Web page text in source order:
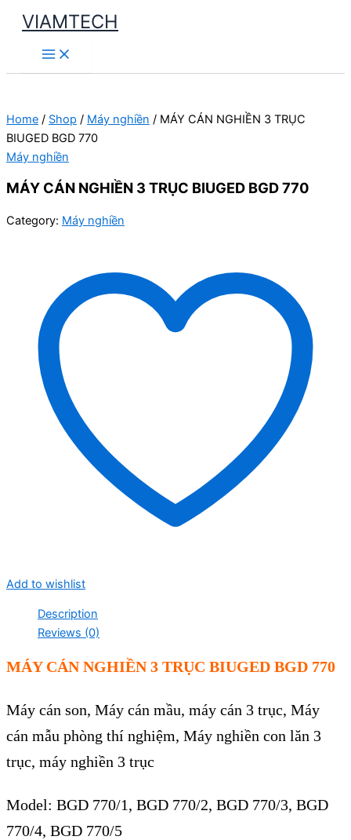
Skip
content
VIAMTECH
Main
Menu
Home / Shop / Máy nghiền / MÁY CÁN NGHIỀN 3 TRỤC
BIUGED BGD 770
Máy nghiền
MÁY CÁN NGHIỀN 3 TRỤC BIUGED BGD 770
Category: Máy nghiền
Add to wishlist
Description
Reviews (0)
MÁY CÁN NGHIỀN 3 TRỤC BIUGED BGD 770
Máy cán son, Máy cán mầu, máy cán 3 trục, Máy
cán mẫu phòng thí nghiệm, Máy nghiền con lăn 3
trục, máy nghiền 3 trục
Model: BGD 770/1, BGD 770/2, BGD 770/3, BGD
770/4, BGD 770/5